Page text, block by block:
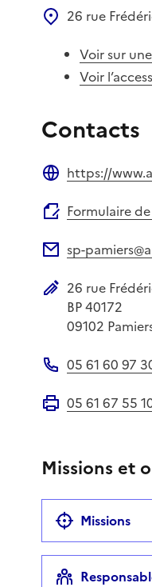
26 rue
Voir sur
Voir
Contacts
https://
Formulaire
sp-
Adresse postale
26 rue
BP 40172
09102
05 61 60 97
05 61 67 55
Missions et
Missions